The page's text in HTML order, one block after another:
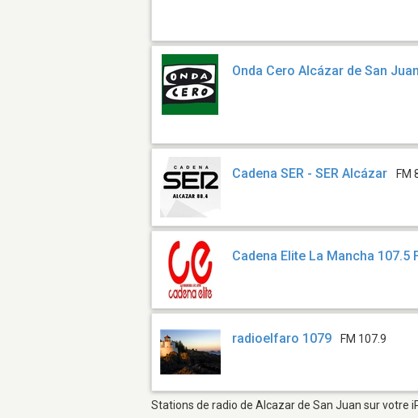
Onda Cero Alcázar de San Juan
Cadena SER - SER Alcázar FM
Cadena Elite La Mancha 107.5
radioelfaro 1079 FM 107.9
Stations de radio de Alcazar de San Juan sur votre